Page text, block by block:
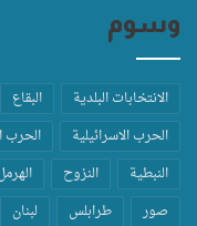
وسوم
الانتخابات البلدية البقاع
الحرب الاسرائيلية
الحرب
النبطية
النزوح
صور
طرابلس لبنان